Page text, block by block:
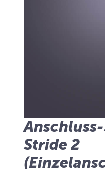
Stride 2